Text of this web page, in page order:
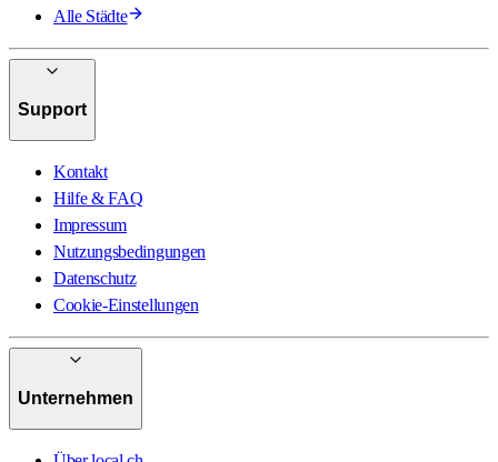
Alle Städte
Support
Kontakt
Hilfe & FAQ
Impressum
Nutzungsbedingungen
Datenschutz
Cookie-Einstellungen
Unternehmen